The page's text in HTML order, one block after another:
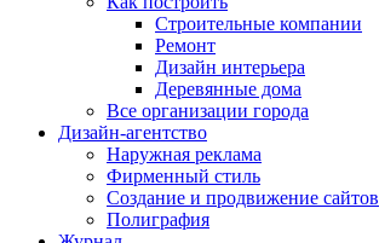
Строительные компании
Ремонт
Дизайн интерьера
Деревянные дома
Все организации города
Дизайн-агентство
Наружная реклама
Фирменный стиль
Создание и продвижение сайтов
Полиграфия